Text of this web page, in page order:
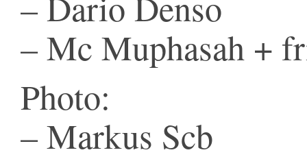
– Mc Muphasah +
Photo:
– Markus Scb